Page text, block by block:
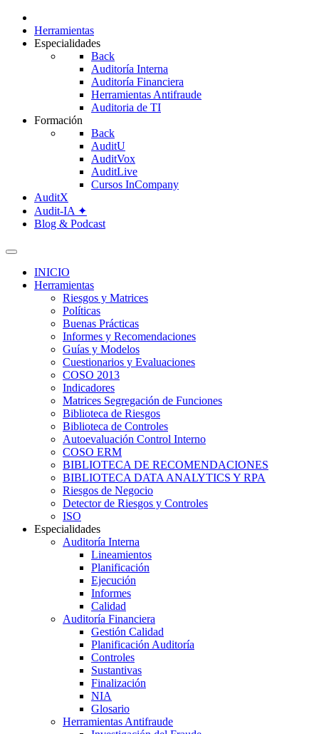
Herramientas
Especialidades
Back
Auditoría Interna
Auditoría Financiera
Herramientas Antifraude
Auditoria de TI
Formación
Back
AuditU
AuditVox
AuditLive
Cursos InCompany
AuditX
Audit-IA ✦
Blog & Podcast
INICIO
Herramientas
Riesgos y Matrices
Políticas
Buenas Prácticas
Informes y Recomendaciones
Guías y Modelos
Cuestionarios y Evaluaciones
COSO 2013
Indicadores
Matrices Segregación de Funciones
Biblioteca de Riesgos
Biblioteca de Controles
Autoevaluación Control Interno
COSO ERM
BIBLIOTECA DE RECOMENDACIONES
BIBLIOTECA DATA ANALYTICS Y RPA
Riesgos de Negocio
Detector de Riesgos y Controles
ISO
Especialidades
Auditoría Interna
Lineamientos
Planificación
Ejecución
Informes
Calidad
Auditoría Financiera
Gestión Calidad
Planificación Auditoría
Controles
Sustantivas
Finalización
NIA
Glosario
Herramientas Antifraude